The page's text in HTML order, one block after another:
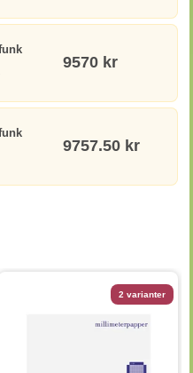
9570 kr
9757.50 kr
2 varianter